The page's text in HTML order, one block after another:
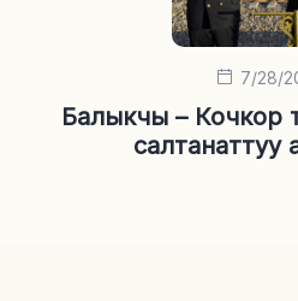
7/28/
Балыкчы – Кочкор